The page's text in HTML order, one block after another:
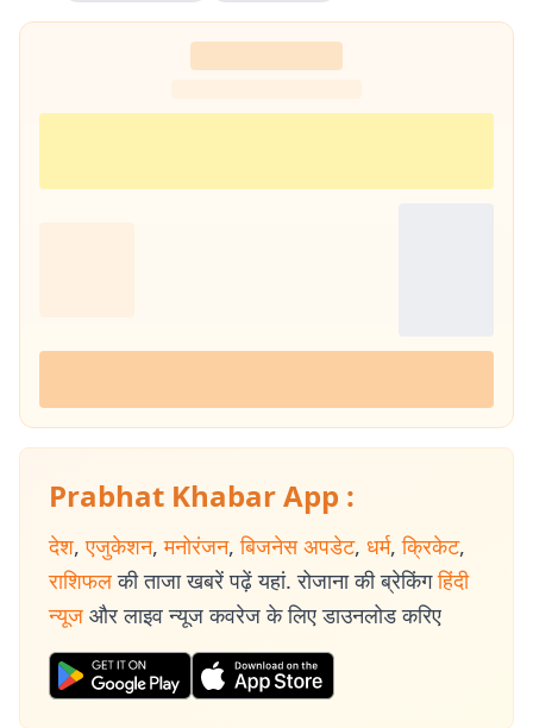
Prabhat Khabar App :
देश, एजुकेशन, मनोरंजन, बिजनेस अपडेट, धर्म, क्रिकेट,
राशिफल की ताजा खबरें पढ़ें यहां. रोजाना की ब्रेकिंग हिंदी
न्यूज और लाइव न्यूज कवरेज के लिए डाउनलोड करिए